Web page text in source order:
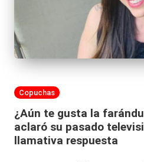
Publicada
Copuchas
¿Aún te gusta la
aclaró su pasado
llamativa respuesta